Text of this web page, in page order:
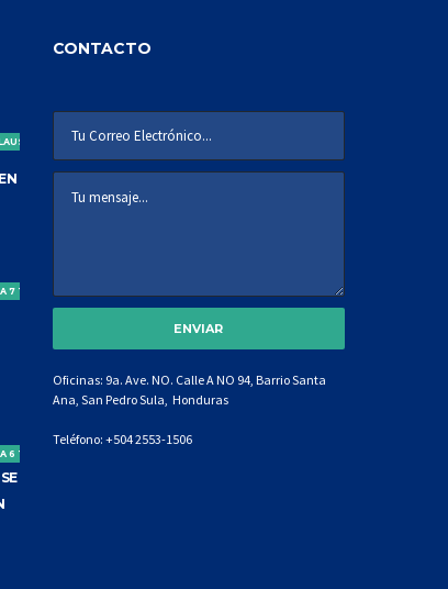
7 TORNEO CLAUSURA
6 TORNEO CLAUSURA
CONTACTO
Oficinas: 9a. Ave. NO. Calle A NO 94, Barrio Santa
Ana, San Pedro Sula, Honduras
Teléfono: +504 2553-1506